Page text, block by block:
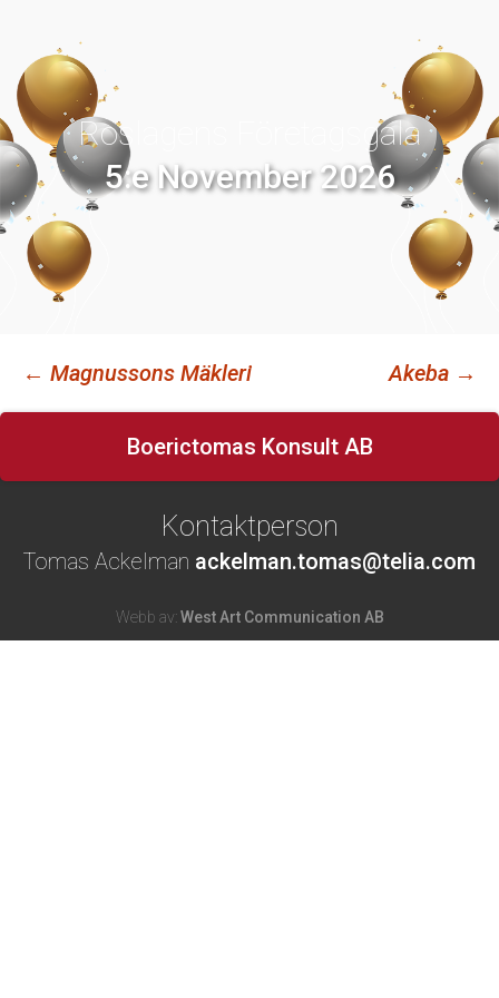
Roslagens Företagsgala
5:e November 2026
Inläggsnavigering
← Magnussons Mäkleri Akeba →
Boerictomas Konsult AB
Kontaktperson
Tomas Ackelman ackelman.tomas@telia.com
Webb av:West Art Communication AB